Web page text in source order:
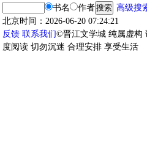
书名
作者
高级搜
北京时间：2026-06-20 07:24:21
反馈 联系我们©晋江文学城 纯属虚构
度阅读 切勿沉迷 合理安排 享受生活